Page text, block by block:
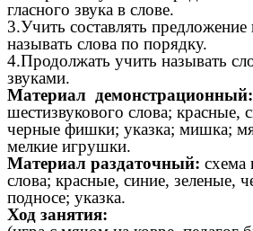
гласного звука в слове.
3.Учить составлять предложение
называть слова по порядку.
4.Продолжать учить называть
звуками.
Материал демонстрационный:
шестизвукового слова; красные,
черные фишки; указка; мишка;
мелкие игрушки.
Материал раздаточный: схема
слова; красные, синие, зеленые,
подносе; указка.
Ход занятия: